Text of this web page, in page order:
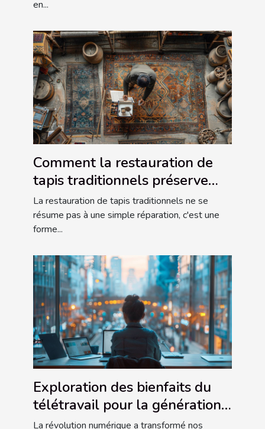
en...
Comment la restauration de
tapis traditionnels préserve
l'héritage culturel
La restauration de tapis traditionnels ne se
résume pas à une simple réparation, c'est une
forme...
Exploration des bienfaits du
télétravail pour la génération
connectée
La révolution numérique a transformé nos